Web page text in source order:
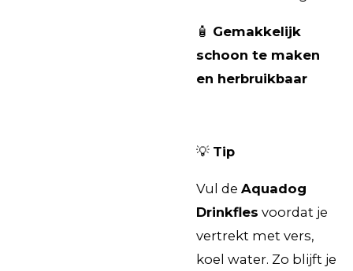
🧴 Gemakkelijk
schoon te maken
en herbruikbaar
💡 Tip
Vul de Aquadog
Drinkfles voordat je
vertrekt met vers,
koel water. Zo blijft je